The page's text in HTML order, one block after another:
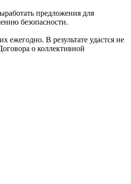
предложения для
безопасности.
ежегодно. В результате удастся не
о коллективной